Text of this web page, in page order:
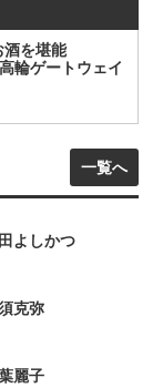
酒を堪能
輪ゲートウェイ
一覧へ
よしかつ
克弥
麗子